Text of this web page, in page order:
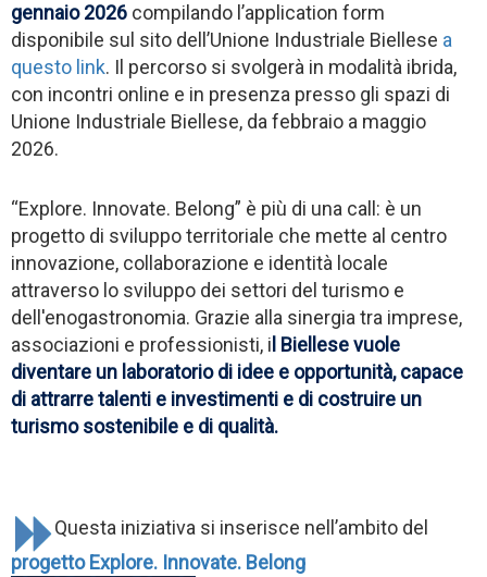
gennaio 2026 compilando l’application form
disponibile sul sito dell’Unione Industriale Biellese a
questo link. Il percorso si svolgerà in modalità ibrida,
con incontri online e in presenza presso gli spazi di
Unione Industriale Biellese, da febbraio a maggio
2026.
“Explore. Innovate. Belong” è più di una call: è un
progetto di sviluppo territoriale che mette al centro
innovazione, collaborazione e identità locale
attraverso lo sviluppo dei settori del turismo e
dell'enogastronomia. Grazie alla sinergia tra imprese,
associazioni e professionisti, i l Biellese vuole
diventare un laboratorio di idee e opportunità, capace
di attrarre talenti e investimenti e di costruire un
turismo sostenibile e di qualità.
Questa iniziativa si inserisce nell’ambito del
progetto Explore. Innovate. Belong